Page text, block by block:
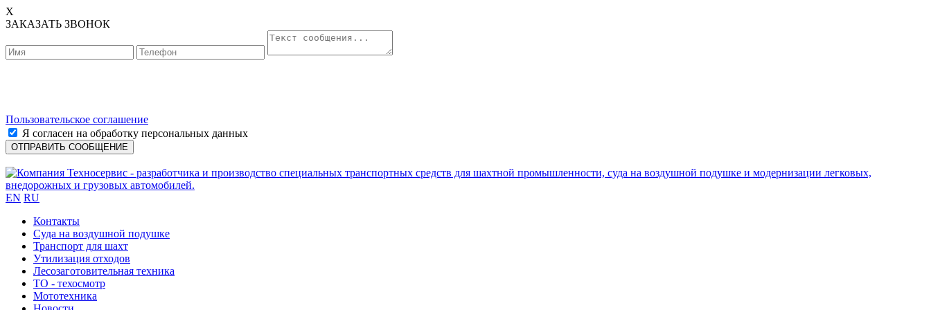
X
ЗАКАЗАТЬ ЗВОНОК
Пользовательское соглашение
Я согласен на обработку персональных данных
EN RU
Контакты
Cуда на воздушной подушке
Транспорт для шахт
Утилизация отходов
Лесозаготовительная техника
ТО - техосмотр
Мототехника